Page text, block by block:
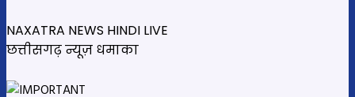
NAXATRA NEWS HINDI LIVE
छत्तीसगढ़ न्यूज़ धमाका